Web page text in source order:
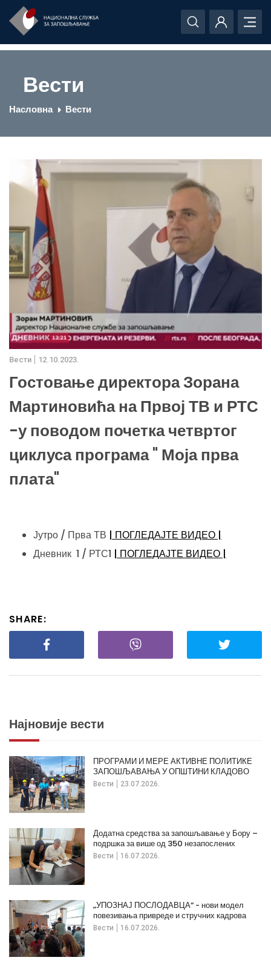
Вести
Насловна Вести
Вести 12.10.2023.
Гостовање директора Зорана
Мартиновића на Првој ТВ и РТС
-у поводом почетка четвртог
циклуса програма " Моја прва
плата"
Јутро / Прва ТВ | ПОГЛЕДАЈТЕ ВИДЕО |
Дневник 1 / РТС1 | ПОГЛЕДАЈТЕ ВИДЕО |
SHARE:
Најновије вести
Вести 23.07.2026.
ПРОГРАМИ И МЕРЕ АКТИВНЕ ПОЛИТИКЕ
ЗАПОШЉАВАЊА У ОПШТИНИ КЛАДОВО
Вести 16.07.2026.
Додатна средства за запошљавање у Бору –
подршка за више од 350 незапослених
Вести 16.07.2026.
„УПОЗНАЈ ПОСЛОДАВЦА“ - нови модел
повезивања привреде и стручних кадрова